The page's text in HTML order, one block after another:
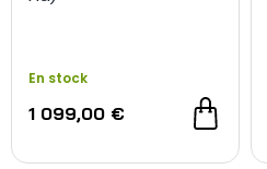
En stock
1 099,00 €